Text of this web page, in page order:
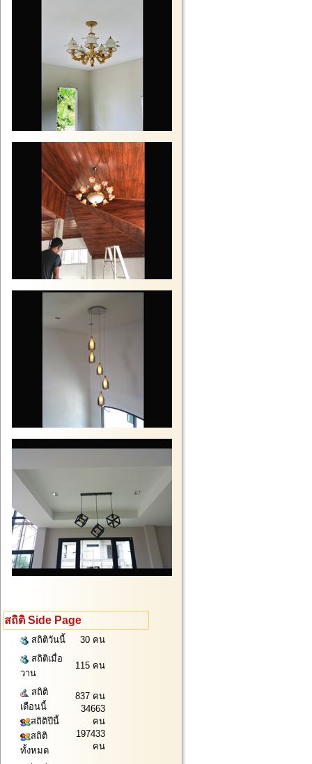
สถิติ Side Page
สถิติวันนี้
30 คน
สถิติเมื่อ
วาน
115 คน
สถิติ
เดือนนี้
สถิติปีนี้
สถิติ
ทั้งหมด
837 คน
34663
คน
197433
คน